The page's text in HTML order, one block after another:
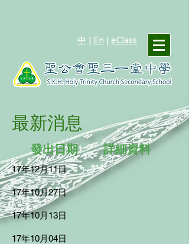
中 | En | eClass
最新消息
發出日期 詳細資料
17年12月11日
17年10月27日
17年10月13日
17年10月04日